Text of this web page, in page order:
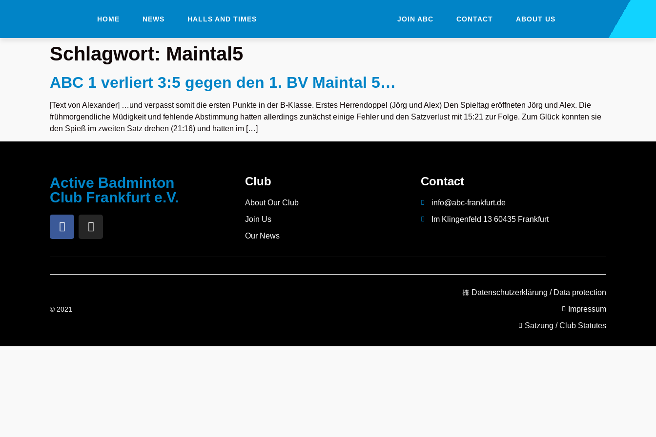
HOME NEWS HALLS AND TIMES JOIN ABC CONTACT ABOUT US
Schlagwort: Maintal5
ABC 1 verliert 3:5 gegen den 1. BV Maintal 5…
[Text von Alexander] …und verpasst somit die ersten Punkte in der B-Klasse. Erstes Herrendoppel (Jörg und Alex) Den Spieltag eröffneten Jörg und Alex. Die
frühmorgendliche Müdigkeit und fehlende Abstimmung hatten allerdings zunächst einige Fehler und den Satzverlust mit 15:21 zur Folge. Zum Glück konnten sie
den Spieß im zweiten Satz drehen (21:16) und hatten im […]
Active Badminton
Club Frankfurt e.V.
Club
About Our Club
Join Us
Our News
Contact
info@abc-frankfurt.de
Im Klingenfeld 13 60435 Frankfurt
© 2021
Datenschutzerklärung / Data protection
Impressum
Satzung / Club Statutes